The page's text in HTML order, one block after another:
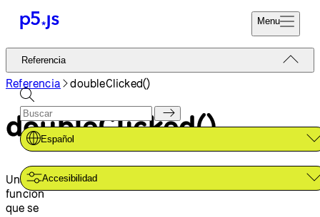
Menu
Referencia
Tutoriales
Ejemplos
Contribuir
Comunidad
Acerca de
Codifica Ya
Referencia
Español
Accesibilidad
Referencia doubleClicked()
doubleClicked()
Una
función
que se